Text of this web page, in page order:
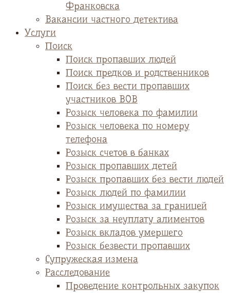
Франковска
Вакансии частного детектива
Услуги
Поиск
Поиск пропавших людей
Поиск предков и родственников
Поиск без вести пропавших
участников ВОВ
Розыск человека по фамилии
Розыск человека по номеру
телефона
Розыск счетов в банках
Розыск пропавших детей
Розыск пропавших без вести людей
Розыск людей по фамилии
Розыск имущества за границей
Розыск за неуплату алиментов
Розыск вкладов умершего
Розыск безвести пропавших
Супружеская измена
Расследование
Проведение контрольных закупок